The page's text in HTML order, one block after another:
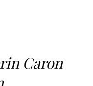
Caron